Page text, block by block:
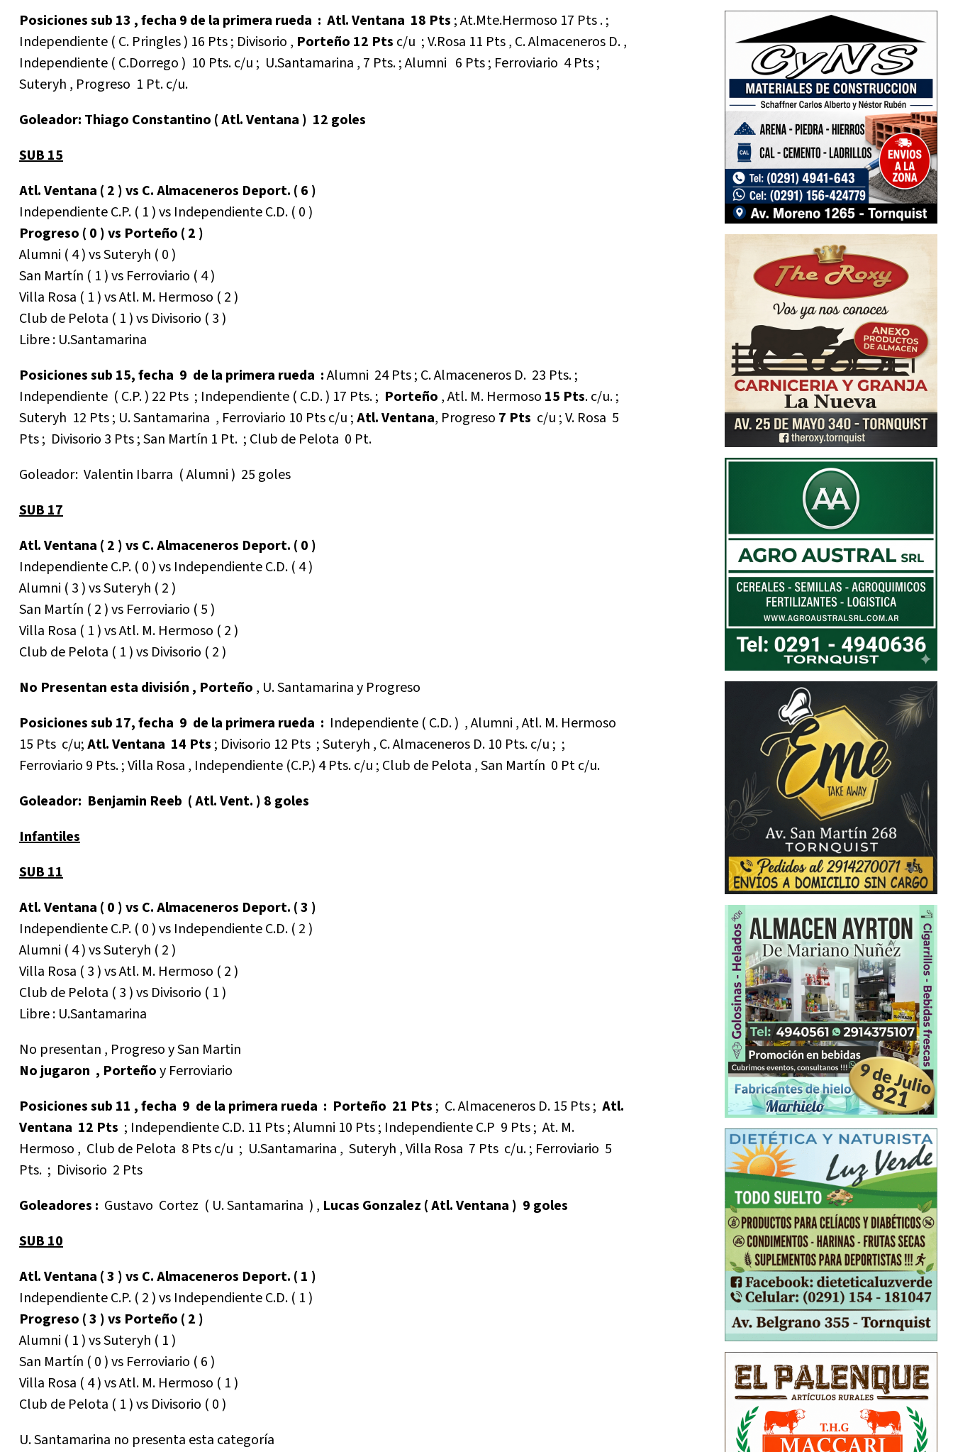
Posiciones sub 13 , fecha 9 de la primera rueda : Atl. Ventana 18 Pts ; At.Mte.Hermoso 17 Pts . ;
Independiente ( C. Pringles ) 16 Pts ; Divisorio , Porteño 12 Pts c/u ; V.Rosa 11 Pts , C. Almaceneros D. ,
Independiente ( C.Dorrego ) 10 Pts. c/u ; U.Santamarina , 7 Pts. ; Alumni 6 Pts ; Ferroviario 4 Pts ;
Suteryh , Progreso 1 Pt. c/u.
Goleador: Thiago Constantino ( Atl. Ventana ) 12 goles
SUB 15
Atl. Ventana ( 2 ) vs C. Almaceneros Deport. ( 6 )
Independiente C.P. ( 1 ) vs Independiente C.D. ( 0 )
Progreso ( 0 ) vs Porteño ( 2 )
Alumni ( 4 ) vs Suteryh ( 0 )
San Martín ( 1 ) vs Ferroviario ( 4 )
Villa Rosa ( 1 ) vs Atl. M. Hermoso ( 2 )
Club de Pelota ( 1 ) vs Divisorio ( 3 )
Libre : U.Santamarina
Posiciones sub 15, fecha 9 de la primera rueda :Alumni 24 Pts ; C. Almaceneros D. 23 Pts. ;
Independiente ( C.P. ) 22 Pts ; Independiente ( C.D. ) 17 Pts. ; Porteño , Atl. M. Hermoso 15 Pts. c/u. ;
Suteryh 12 Pts ; U. Santamarina , Ferroviario 10 Pts c/u ;Atl. Ventana, Progreso 7 Pts c/u ; V. Rosa 5
Pts ; Divisorio 3 Pts ; San Martín 1 Pt. ; Club de Pelota 0 Pt.
Goleador: Valentin Ibarra ( Alumni ) 25 goles
SUB 17
Atl. Ventana ( 2 ) vs C. Almaceneros Deport. ( 0 )
Independiente C.P. ( 0 ) vs Independiente C.D. ( 4 )
Alumni ( 3 ) vs Suteryh ( 2 )
San Martín ( 2 ) vs Ferroviario ( 5 )
Villa Rosa ( 1 ) vs Atl. M. Hermoso ( 2 )
Club de Pelota ( 1 ) vs Divisorio ( 2 )
No Presentan esta división , Porteño , U. Santamarina y Progreso
Posiciones sub 17, fecha 9 de la primera rueda : Independiente ( C.D. ) , Alumni , Atl. M. Hermoso
15 Pts c/u;Atl. Ventana 14 Pts ; Divisorio 12 Pts ; Suteryh , C. Almaceneros D. 10 Pts. c/u ; ;
Ferroviario 9 Pts. ; Villa Rosa , Independiente (C.P.) 4 Pts. c/u ; Club de Pelota , San Martín 0 Pt c/u.
Goleador: Benjamin Reeb ( Atl. Vent. ) 8 goles
Infantiles
SUB 11
Atl. Ventana ( 0 ) vs C. Almaceneros Deport. ( 3 )
Independiente C.P. ( 0 ) vs Independiente C.D. ( 2 )
Alumni ( 4 ) vs Suteryh ( 2 )
Villa Rosa ( 3 ) vs Atl. M. Hermoso ( 2 )
Club de Pelota ( 3 ) vs Divisorio ( 1 )
Libre : U.Santamarina
No presentan , Progreso y San Martin
No jugaron , Porteñoy Ferroviario
Posiciones sub 11 , fecha 9 de la primera rueda : Porteño 21 Pts ; C. Almaceneros D. 15 Pts ; Atl.
Ventana 12 Pts ; Independiente C.D. 11 Pts ; Alumni 10 Pts ; Independiente C.P 9 Pts ; At. M.
Hermoso , Club de Pelota 8 Pts c/u ; U.Santamarina , Suteryh , Villa Rosa 7 Pts c/u. ; Ferroviario 5
Pts. ; Divisorio 2 Pts
Goleadores : Gustavo Cortez ( U. Santamarina ) , Lucas Gonzalez ( Atl. Ventana ) 9 goles
SUB 10
Atl. Ventana ( 3 ) vs C. Almaceneros Deport. ( 1 )
Independiente C.P. ( 2 ) vs Independiente C.D. ( 1 )
Progreso ( 3 ) vs Porteño ( 2 )
Alumni ( 1 ) vs Suteryh ( 1 )
San Martín ( 0 ) vs Ferroviario ( 6 )
Villa Rosa ( 4 ) vs Atl. M. Hermoso ( 1 )
Club de Pelota ( 1 ) vs Divisorio ( 0 )
U. Santamarina no presenta esta categoría